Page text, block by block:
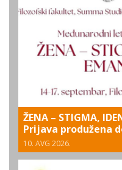
ŽENA – STIGMA,
Prijava produžena
10. AVG 2026.